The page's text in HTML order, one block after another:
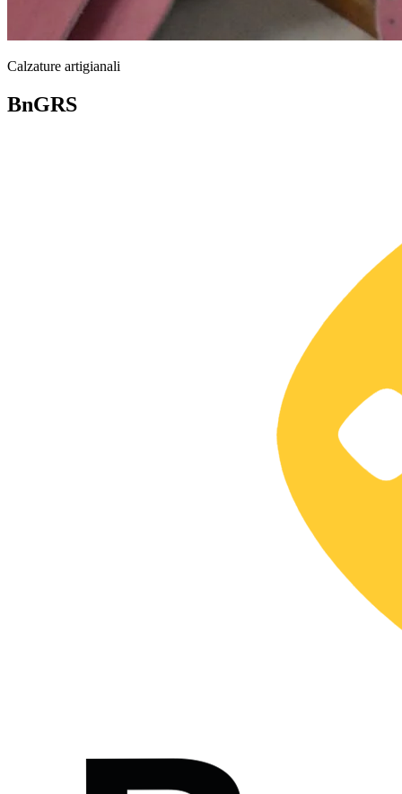
Calzature artigianali
BnGRS